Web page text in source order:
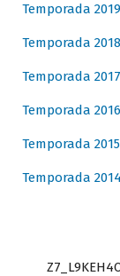
Temporada 2019
Temporada 2018
Temporada 2017
Temporada 2016
Temporada 2015
Temporada 2014